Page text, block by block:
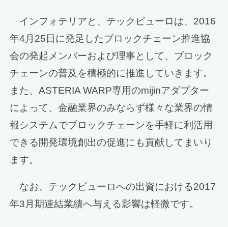
インフォテリアと、テックビューロは、2016
年4月25日に発足したブロックチェーン推進協
会の発起メンバーおよび理事として、ブロック
チェーンの普及を積極的に推進していきます。
また、ASTERIA WARP専用のmijinアダプター
によって、金融業界のみならず様々な業界の情
報システムでブロックチェーンを手軽に利活用
できる開発環境創出の促進にも貢献してまいり
ます。
なお、テックビューロへの出資における2017
年3月期連結業績へ与える影響は軽微です。